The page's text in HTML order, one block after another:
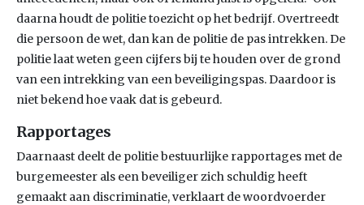
daarna houdt de politie toezicht op het bedrijf. Overtreedt
die persoon de wet, dan kan de politie de pas intrekken. De
politie laat weten geen cijfers bij te houden over de grond
van een intrekking van een beveiligingspas. Daardoor is
niet bekend hoe vaak dat is gebeurd.
Rapportages
Daarnaast deelt de politie bestuurlijke rapportages met de
burgemeester als een beveiliger zich schuldig heeft
gemaakt aan discriminatie, verklaart de woordvoerder